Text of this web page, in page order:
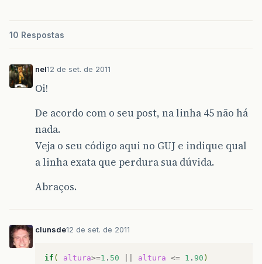
somaAlturaM /
}
if (altura < 0 ){
10 Respostas
nel12 de set. de 2011
Oi!
De acordo com o seu post, na linha 45 não há
nada.
Veja o seu código aqui no GUJ e indique qual
a linha exata que perdura sua dúvida.
Abraços.
clunsde12 de set. de 2011
if ( altura>=1 . 50 altura <= 1 . 90 )